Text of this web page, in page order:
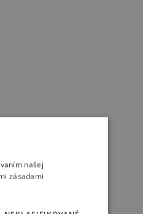
našej
zásadami